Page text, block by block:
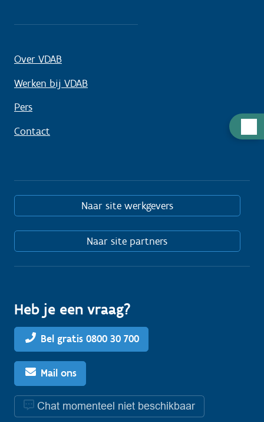
Over VDAB
Werken bij VDAB
Pers
Contact
Naar site werkgevers
Naar site partners
Heb je een vraag?
Bel gratis 0800 30 700
Mail ons
Chat momenteel niet beschikbaar